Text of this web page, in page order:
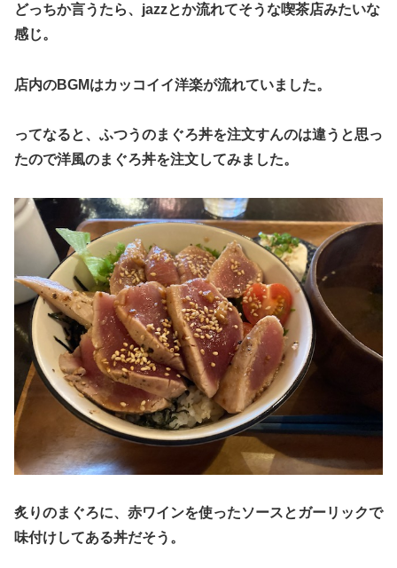
どっちか言うたら、jazzとか流れてそうな喫茶店みたいな
感じ。
店内のBGMはカッコイイ洋楽が流れていました。
ってなると、ふつうのまぐろ丼を注文すんのは違うと思っ
たので洋風のまぐろ丼を注文してみました。
炙りのまぐろに、赤ワインを使ったソースとガーリックで
味付けしてある丼だそう。